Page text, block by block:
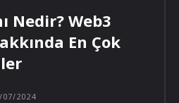
Nedir? Web3
En Çok
07/2024